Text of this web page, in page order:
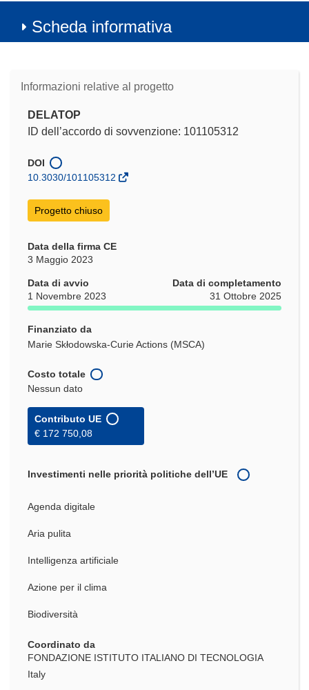
Scheda informativa
Informazioni relative al progetto
DELATOP
ID dell’accordo di sovvenzione: 101105312
DOI
10.3030/101105312
Progetto chiuso
Data della firma CE
3 Maggio 2023
Data di avvio
1 Novembre 2023
Data di completamento
31 Ottobre 2025
Finanziato da
Marie Skłodowska-Curie Actions (MSCA)
Costo totale
Nessun dato
Contributo UE
€ 172 750,08
Investimenti nelle priorità politiche dell’UE
Agenda digitale
Aria pulita
Intelligenza artificiale
Azione per il clima
Biodiversità
Coordinato da
FONDAZIONE ISTITUTO ITALIANO DI TECNOLOGIA
Italy